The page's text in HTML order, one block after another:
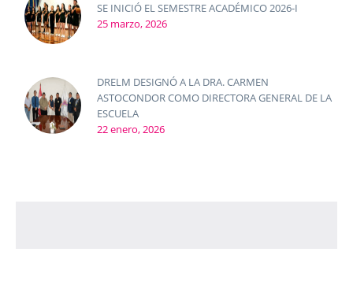
SE INICIÓ EL SEMESTRE ACADÉMICO 2026-I
25 marzo, 2026
DRELM DESIGNÓ A LA DRA. CARMEN
ASTOCONDOR COMO DIRECTORA GENERAL DE LA
ESCUELA
22 enero, 2026